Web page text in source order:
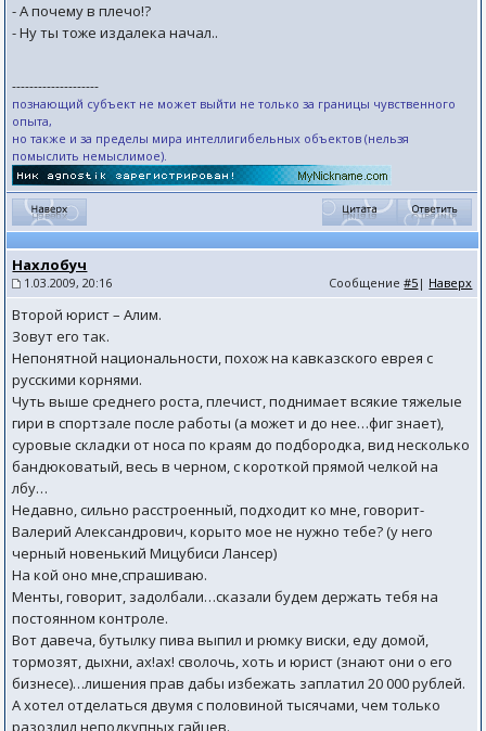
- А почему в плечо!?
- Hу ты тоже издалека начал..
--------------------
познающий субъект не может выйти не только за границы чувственного
опыта,
но также и за пределы мира интеллигибельных объектов (нельзя
помыслить немыслимое).
Нахлобуч
1.03.2009, 20:16 Сообщение#5 | Наверх
Второй юрист – Алим.
Зовут его так.
Непонятной национальности, похож на кавказского еврея с
русскими корнями.
Чуть выше среднего роста, плечист, поднимает всякие тяжелые
гири в спортзале после работы (а может и до нее…фиг знает),
суровые складки от носа по краям до подбородка, вид несколько
бандюковатый, весь в черном, с короткой прямой челкой на
лбу…
Недавно, сильно расстроенный, подходит ко мне, говорит-
Валерий Александрович, корыто мое не нужно тебе? (у него
черный новенький Мицубиси Лансер)
На кой оно мне,спрашиваю.
Менты, говорит, задолбали…сказали будем держать тебя на
постоянном контроле.
Вот давеча, бутылку пива выпил и рюмку виски, еду домой,
тормозят, дыхни, ах!ах! сволочь, хоть и юрист (знают они о его
бизнесе)…лишения прав дабы избежать заплатил 20 000 рублей.
А хотел отделаться двумя с половиной тысячами, чем только
разозлил неподкупных гайцев.